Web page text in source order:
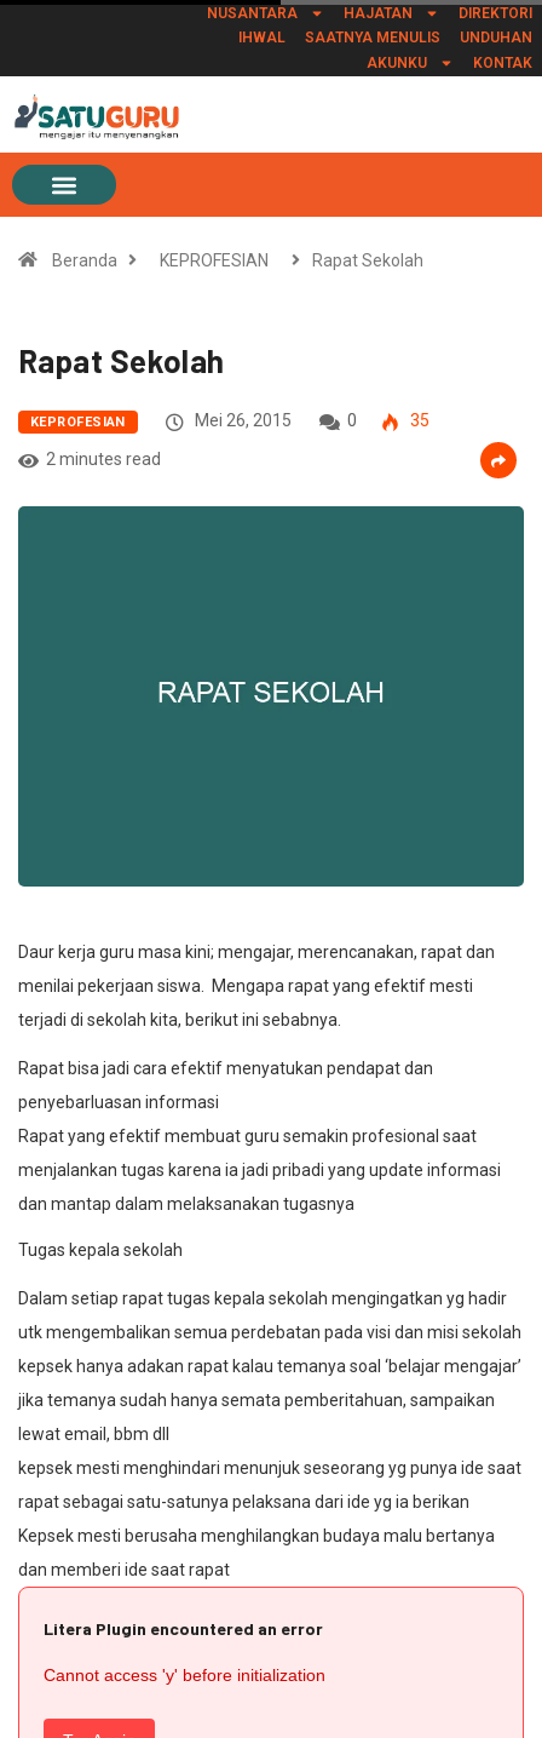
NUSANTARA HAJATAN
DIREKTORI
IHWAL
SAATNYA MENULIS
UNDUHAN
AKUNKU
KONTAK
Beranda KEPROFESIAN Rapat Sekolah
Rapat Sekolah
KEPROFESIAN Mei 26, 2015 0
35
2 minutes read
Daur kerja guru masa kini; mengajar, merencanakan, rapat dan
menilai pekerjaan siswa. Mengapa rapat yang efektif mesti
terjadi di sekolah kita, berikut ini sebabnya.
Rapat bisa jadi cara efektif menyatukan pendapat dan
penyebarluasan informasi
Rapat yang efektif membuat guru semakin profesional saat
menjalankan tugas karena ia jadi pribadi yang update informasi
dan mantap dalam melaksanakan tugasnya
Tugas kepala sekolah
Dalam setiap rapat tugas kepala sekolah mengingatkan yg hadir
utk mengembalikan semua perdebatan pada visi dan misi sekolah
kepsek hanya adakan rapat kalau temanya soal ‘belajar mengajar’
jika temanya sudah hanya semata pemberitahuan, sampaikan
lewat email, bbm dll
kepsek mesti menghindari menunjuk seseorang yg punya ide saat
rapat sebagai satu-satunya pelaksana dari ide yg ia berikan
Kepsek mesti berusaha menghilangkan budaya malu bertanya
dan memberi ide saat rapat
Litera Plugin encountered an error
Cannot access 'y' before initialization